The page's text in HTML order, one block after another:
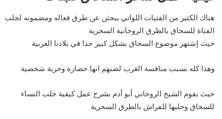
هناك الكثير من الفتيات اللواتي يبحثن عن طرق فعاله ومضمونه لجلب
الفتاة للسحاق بالطرق الروحانية السحرية
حيث إشتهر موضوع السحاق بشكل كبير جدا في بلادنا العربية
وهذا كله بسبب منافسة الغرب لضنهم انها حضارة وحرية شخصية
حيث يقوم الشيخ الروحاني أبو أدم بشرح عمل كيفية جلب النساء
للسحاق وجلبها للفراش بالطرق السحرية